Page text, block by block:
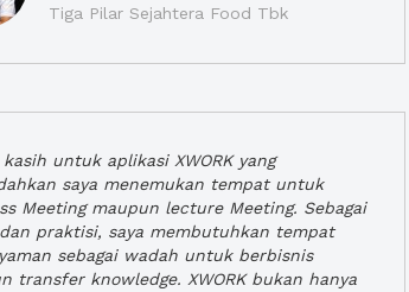
Tiga Pilar Sejahtera Food Tbk
kasih untuk aplikasi XWORK yang
saya menemukan tempat untuk
Meeting maupun lecture Meeting. Sebagai
praktisi, saya membutuhkan tempat
sebagai wadah untuk berbisnis
transfer knowledge. XWORK bukan hanya